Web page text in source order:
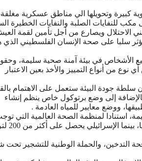
ﻛﺒﻴﺮﺓ ﻭﺗﺤﻮﻳﻠﻬﺎ ﺍﻟﻲ ﻣﻨﺎﻃﻖ ﻋﺴﻜﺮﻳﺔ
ﻟﻠﻨﻔﺎﻳﺎﺕ ﺍﻟﺼﻠﺒﺔ ﻭﺍﻟﻨﻔﺎﻳﺎﺕ ﺍﻟﺨﻄﻴﺮﺓ
ﺍﻻﺣﺘﻼﻝ ﻭﻳﺼﺎﺭﻉ ﻣﻦ ﺃﺟﻞ ﺗﺄﻣﻴﻦ ﻟﻘﻤﺔ
ﺳﻠﺒﺎ ﻋﻠﻰ ﺻﺤﺔ ﺍﻹﻧﺴﺎﻥ ﺍﻟﻔﻠﺴﻄﻴﻨﻲ ﺍﻟﺬﻱ
ﺍﻷﺷﺨﺎﺹ ﻓﻲ ﺑﻴﺌﺔ ﺁﻣﻨﺔ ﺻﺤﻴﺔ ﺳﻠﻴﻤﺔ،
ﻧﻮﻉ ﻣﻦ ﺃﻧﻮﺍﻉ ﺍﻟﺘﻤﻴﻴﺰ ﻭﺍﻷﺧﺬ ﺑﻌﻴﻦ ﺍﻻﻋﺘﺒﺎﺭ
ﺟﻮﺩﺓ ﺍﻟﺒﻴﺌﺔ ﺳﺘﻌﻤﻞ ﻋﻠﻰ ﺍﻻﻫﺘﻤﺎﻡ
ﺑﺎﻹﺿﺎﻓﺔ ﺇﻟﻰ ﻭﺿﻊ ﺑﺮﺗﻮﻛﻮﻝ ﺧﺎﺹ ﻳﻨﻈﻢ ﺇﻧﺸﺎﺀ
ﻭﻭﺿﻊ ﻣﻌﺎﻳﻴﺮ ﻟﻠﻤﻴﺎﻩ ﺍﻟﻌﺎﺩﻣﺔ .
ﺍﺳﺘﻨﺎﺩﺍ ﻟﻤﻨﻈﻤﺔ ﺍﻟﺼﺤﺔ ﺍﻟﻌﺎﻟﻤﻴﺔ ﺍﻟﺘﻲ
ﺗﻮﻓﻴﺮ 100 ﻟﺘﺮ ﻣﻦ ﺍﻟﻤﻴﺎﻩ ﻳﻮﻣﻴﺎ،
ﻭﺍﻟﺤﻤﻠﺔ ﺍﻟﻮﻃﻨﻴﺔ ﻟﻠﺘﺸﺠﻴﺮ ﺗﺤﺖ